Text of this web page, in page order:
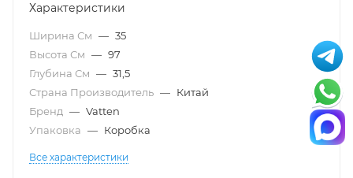
Характеристики
Ширина См — 35
Высота См — 97
Глубина См — 31,5
Страна Производитель — Китай
Бренд — Vatten
Упаковка — Коробка
Все характеристики